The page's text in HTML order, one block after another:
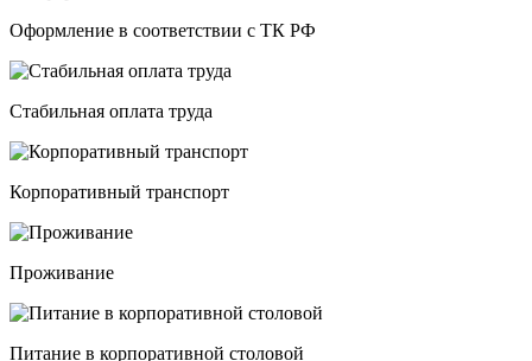
Оформление в соответствии с ТК РФ
Стабильная оплата труда
Корпоративный транспорт
Проживание
Питание в корпоративной столовой